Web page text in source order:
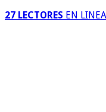
27 LECTORES EN LINEA